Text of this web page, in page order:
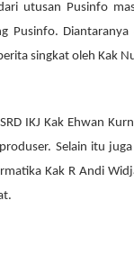
utusan Pusinfo
Pusinfo.
singkat oleh Kak
IKJ Kak Ehwan
Selain itu
Kak R Andi